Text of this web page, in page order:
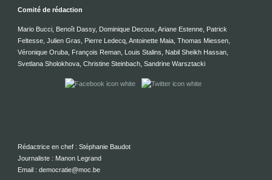
Comité de rédaction
Mario Bucci, Benoît Dassy, Dominique Decoux, Ariane Estenne, Patrick
Feltesse, Julien Gras, Pierre Ledecq, Antoinette Maia, Thomas Miessen,
Véronique Oruba, François Reman, Louis Stalins, Nabil Sheikh Hassan,
Svetlana Sholokhova, Christine Steinbach, Sandrine Warsztacki
Rédactrice en chef : Stéphanie Baudot
Journaliste : Manon Legrand
Email : democratie@moc.be